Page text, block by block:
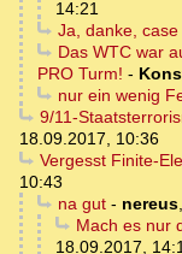
14:21
Ja, danke, case
Das WTC war
PRO Turm! -
nur ein wenig
9/11-
18.09.2017, 10:36
Vergesst Finite-
10:43
na gut- nereus,
Mach es nur
18.09.2017,